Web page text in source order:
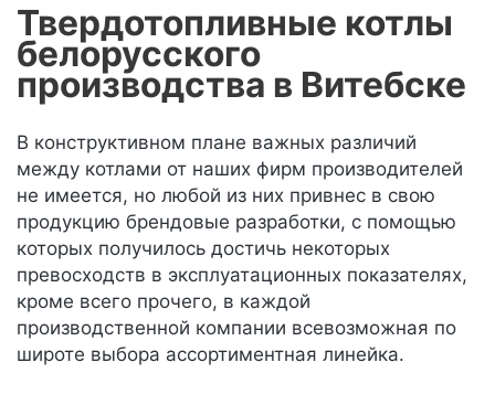
Твердотопливные котлы
белорусского
производства в Витебске
В конструктивном плане важных различий
между котлами от наших фирм производителей
не имеется, но любой из них привнес в свою
продукцию брендовые разработки, с помощью
которых получилось достичь некоторых
превосходств в эксплуатационных показателях,
кроме всего прочего, в каждой
производственной компании всевозможная по
широте выбора ассортиментная линейка.